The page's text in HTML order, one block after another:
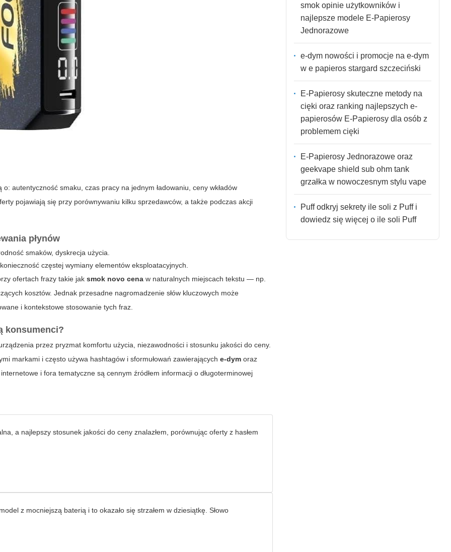
autentyczność smaku, czas pracy na jednym ładowaniu, ceny wkładów
pojawiają się przy porównywaniu kilku sprzedawców, a także podczas akcji
płynów
smaków, dyskrecja użycia.
częstej wymiany elementów eksploatacyjnych.
ofertach frazy takie jaksmok novo cena w naturalnych miejscach tekstu — np.
kosztów. Jednak przesadne nagromadzenie słów kluczowych może
i kontekstowe stosowanie tych fraz.
konsumenci?
przez pryzmat komfortu użycia, niezawodności i stosunku jakości do ceny.
markami i często używa hashtagów i sformułowań zawierającyche-dym oraz
i fora tematyczne są cennym źródłem informacji o długoterminowej
a najlepszy stosunek jakości do ceny znalazłem, porównując oferty z hasłem
z mocniejszą baterią i to okazało się strzałem w dziesiątkę. Słowo
smok opinie użytkowników i
najlepsze modele E-Papierosy
Jednorazowe
e-dym nowości i promocje na e-dym
w e papieros stargard szczeciński
E-Papierosy skuteczne metody na
cięki oraz ranking najlepszych e-
papierosów E-Papierosy dla osób z
problemem cięki
E-Papierosy Jednorazowe oraz
geekvape shield sub ohm tank
grzałka w nowoczesnym stylu vape
Puff odkryj sekrety ile soli z Puff i
dowiedz się więcej o ile soli Puff